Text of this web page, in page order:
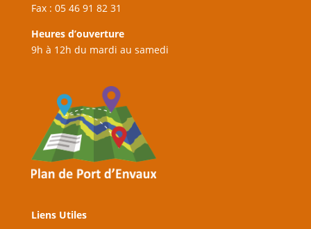
Fax : 05 46 91 82 31
Heures d’ouverture
9h à 12h du mardi au samedi
Liens Utiles